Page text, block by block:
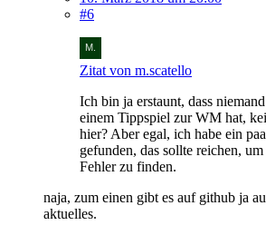
#6
Zitat von m.scatello
Ich bin ja erstaunt, dass
einem Tippspiel zur WM hat,
hier? Aber egal, ich habe ein
gefunden, das sollte reichen,
Fehler zu finden.
naja, zum einen gibt es auf github ja
aktuelles.